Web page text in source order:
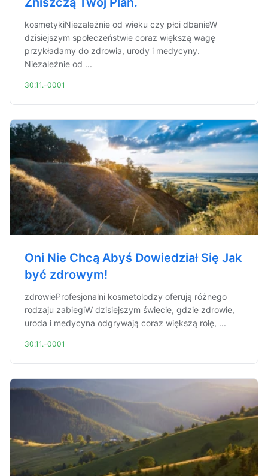
kosmetykiNiezależnie od wieku czy płci dbanieW
dzisiejszym społeczeństwie coraz większą wagę
przykładamy do zdrowia, urody i medycyny.
Niezależnie od ...
30.11.-0001
Oni Nie Chcą Abyś Dowiedział Się Jak
być zdrowym!
zdrowieProfesjonalni kosmetolodzy oferują różnego
rodzaju zabiegiW dzisiejszym świecie, gdzie zdrowie,
uroda i medycyna odgrywają coraz większą rolę, ...
30.11.-0001